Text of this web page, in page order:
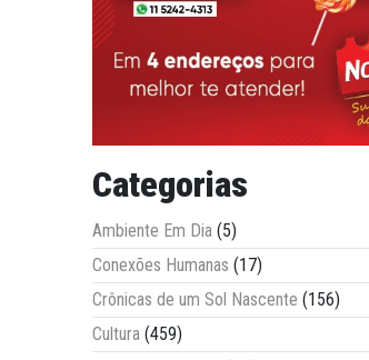
Categorias
Ambiente Em Dia (5)
Conexões Humanas (17)
Crônicas de um Sol Nascente (156)
Cultura (459)